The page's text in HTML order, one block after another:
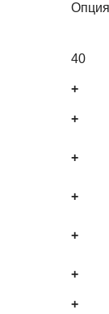
Опция
40
+
+
+
+
+
+
+